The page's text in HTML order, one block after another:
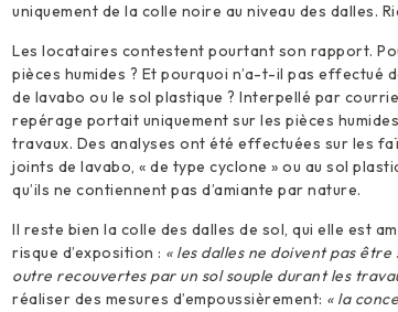
uniquement de la colle noire au niveau des dalles.
Les locataires contestent pourtant son rapport.
pièces humides ? Et pourquoi n’a-t-il pas effectué
de lavabo ou le sol plastique ? Interpellé par
repérage portait uniquement sur les pièces
travaux. Des analyses ont été effectuées sur les
joints de lavabo, « de type cyclone » ou au sol
qu’ils ne contiennent pas d’amiante par nature.
Il reste bien la colle des dalles de sol, qui elle est
risque d’exposition : « les dalles ne doivent pas
outre recouvertes par un sol souple durant les
réaliser des mesures d’empoussièrement: « la